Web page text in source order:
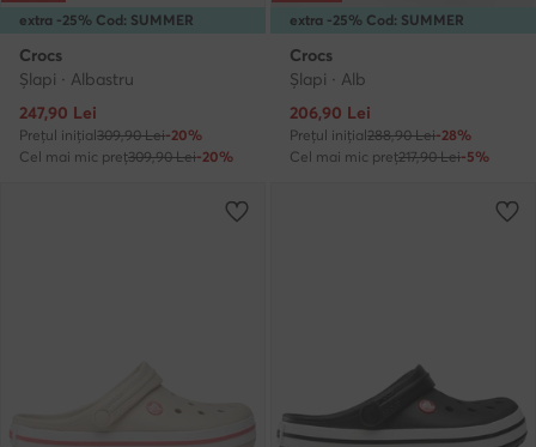
extra -25% Cod: SUMMER
Crocs
Şlapi · Albastru
Prețul actual
247,90 Lei
Prețul inițial309,90 Lei-20%
Cel mai mic preț309,90 Lei-20%
extra -25% Cod: SUMMER
Crocs
Şlapi · Alb
Prețul actual
206,90 Lei
Prețul inițial288,90 Lei-28%
Cel mai mic preț217,90 Lei-5%